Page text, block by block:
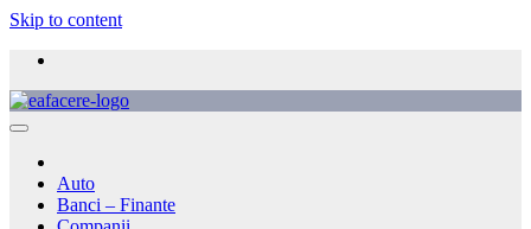
Skip to content
Auto
Banci – Finante